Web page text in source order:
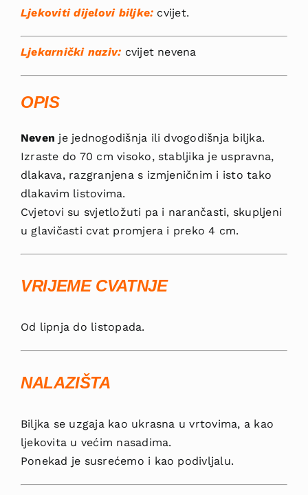
Ljekoviti dijelovi biljke: cvijet.
Ljekarnički naziv: cvijet nevena
OPIS
Neven je jednogodišnja ili dvogodišnja biljka.
Izraste do 70 cm visoko, stabljika je uspravna,
dlakava, razgranjena s izmjeničnim i isto tako
dlakavim listovima.
Cvjetovi su svje­tložuti pa i narančasti, skupljeni
u glavičasti cvat promjera i preko 4 cm.
VRIJEME CVAT­NJE
Od lipnja do listopada.
NALAZIŠTA
Biljka se uzgaja kao ukrasna u vrtovima, a kao
ljekovita u većim nasadima.
Ponekad je susre­ćemo i kao podivljalu.